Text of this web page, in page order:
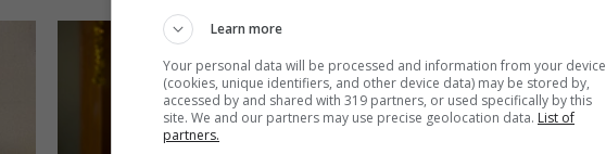
Learn more
Your personal data will be processed and information from your device
(cookies, unique identifiers, and other device data) may be stored by,
accessed by and shared with 319 partners, or used specifically by this
site. We and our partners may use precise geolocation data. List of
partners.